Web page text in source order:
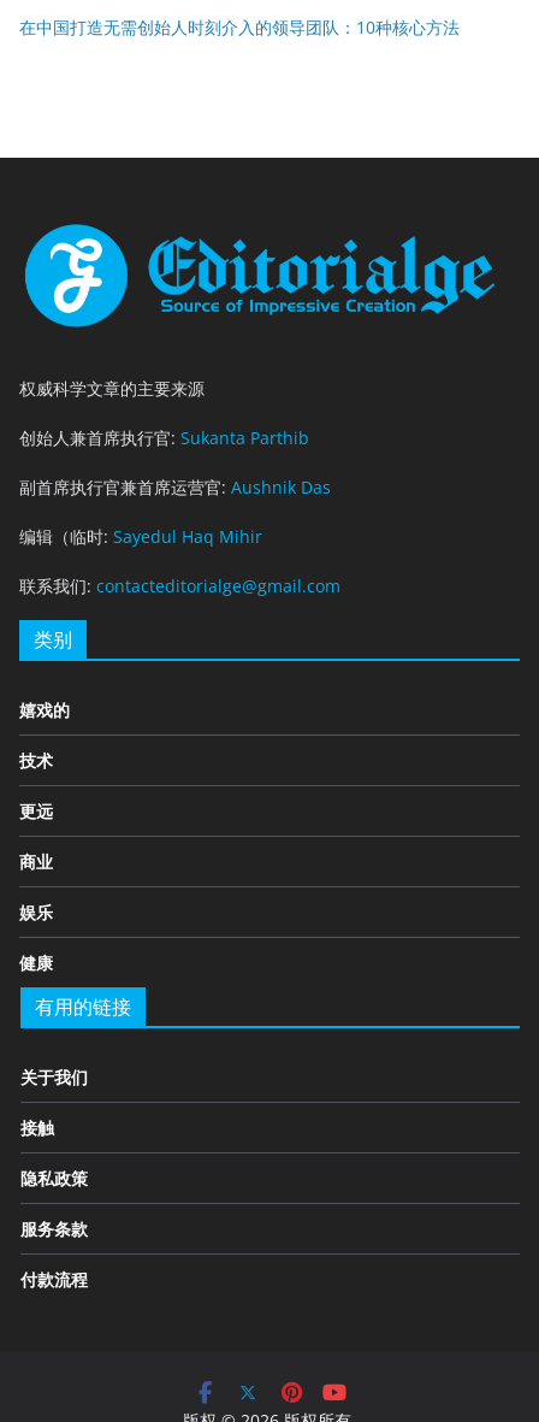
在中国打造无需创始人时刻介入的领导团队：10种核心方法
权威科学文章的主要来源
创始人兼首席执行官: Sukanta Parthib
副首席执行官兼首席运营官: Aushnik Das
编辑（临时: Sayedul Haq Mihir
联系我们: contacteditorialge@gmail.com
类别
嬉戏的
技术
更远
商业
娱乐
健康
有用的链接
关于我们
接触
隐私政策
服务条款
付款流程